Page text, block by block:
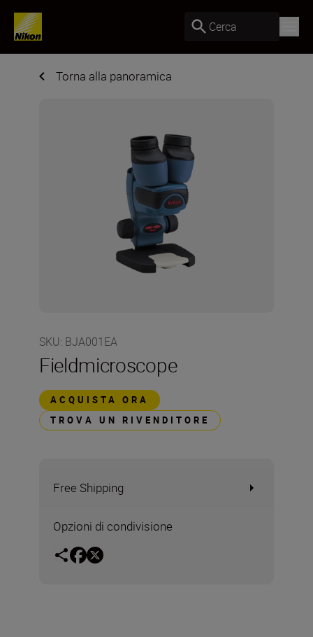
Cerca
Torna alla panoramica
SKU: BJA001EA
Fieldmicroscope
ACQUISTA ORA
TROVA UN RIVENDITORE
Free Shipping
Opzioni di condivisione